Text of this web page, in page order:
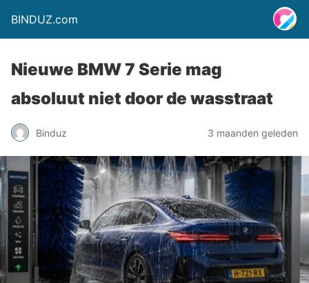
BINDUZ.com
Nieuwe BMW 7 Serie mag
absoluut niet door de wasstraat
Binduz 3 maanden geleden